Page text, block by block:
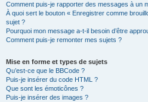
Comment puis-je rapporter des messages à un
À quoi sert le bouton « Enregistrer comme
sujet ?
Pourquoi mon message a-t-il besoin d’être
Comment puis-je remonter mes sujets ?
Mise en forme et types de sujets
Qu’est-ce que le BBCode ?
Puis-je insérer du code HTML ?
Que sont les émoticônes ?
Puis-je insérer des images ?